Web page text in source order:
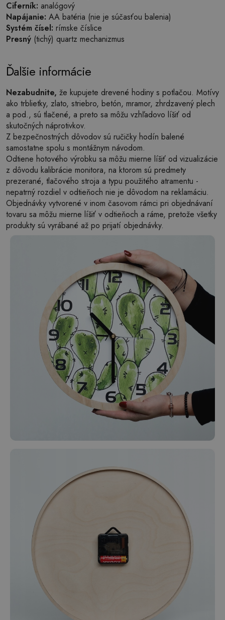
Ciferník: analógový
Napájanie: AA batéria (nie je súčasťou balenia)
Systém čísel: rímske číslice
Presný (tichý) quartz mechanizmus
Ďalšie informácie
Nezabudnite, že kupujete drevené hodiny s potlačou. Motívy
ako trblietky, zlato, striebro, betón, mramor, zhrdzavený plech
a pod., sú tlačené, a preto sa môžu vzhľadovo líšiť od
skutočných náprotivkov.
Z bezpečnostných dôvodov sú ručičky hodín balené
samostatne spolu s montážnym návodom.
Odtiene hotového výrobku sa môžu mierne líšiť od vizualizácie
z dôvodu kalibrácie monitora, na ktorom sú predmety
prezerané, tlačového stroja a typu použitého atramentu -
nepatrný rozdiel v odtieňoch nie je dôvodom na reklamáciu.
Objednávky vytvorené v inom časovom rámci pri objednávaní
tovaru sa môžu mierne líšiť v odtieňoch a ráme, pretože všetky
produkty sú vyrábané až po prijatí objednávky.